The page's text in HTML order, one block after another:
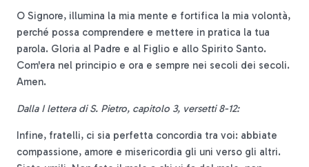
O Signore, illumina la mia mente e fortifica la mia volontà,
perché possa comprendere e mettere in pratica la tua
parola. Gloria al Padre e al Figlio e allo Spirito Santo.
Com'era nel principio e ora e sempre nei secoli dei secoli.
Amen.
Dalla I lettera di S. Pietro, capitolo 3, versetti 8-12:
Infine, fratelli, ci sia perfetta concordia tra voi: abbiate
compassione, amore e misericordia gli uni verso gli altri.